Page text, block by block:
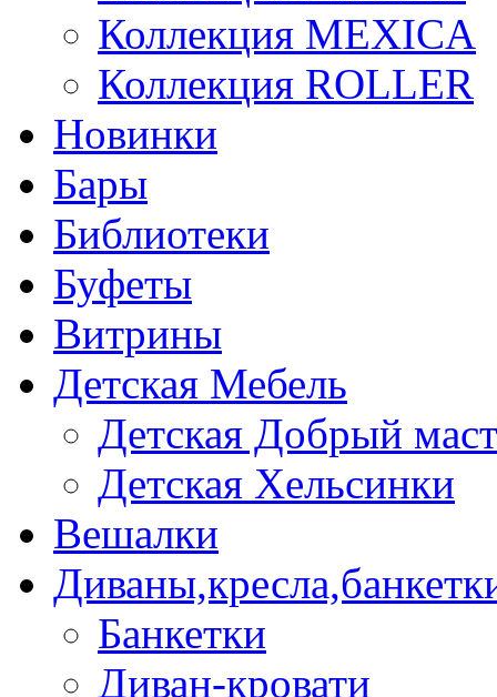
Коллекция MEXICA
Коллекция ROLLER
Новинки
Бары
Библиотеки
Буфеты
Витрины
Детская Мебель
Детская Добрый
Детская Хельсинки
Вешалки
Банкетки
Диван-кровати